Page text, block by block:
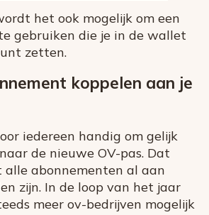
het ook mogelijk om een
gebruiken die je in de wallet
zetten.
koppelen aan je
iedereen handig om gelijk
de nieuwe OV-pas. Dat
abonnementen al aan
zijn. In de loop van het jaar
meer ov-bedrijven mogelijk